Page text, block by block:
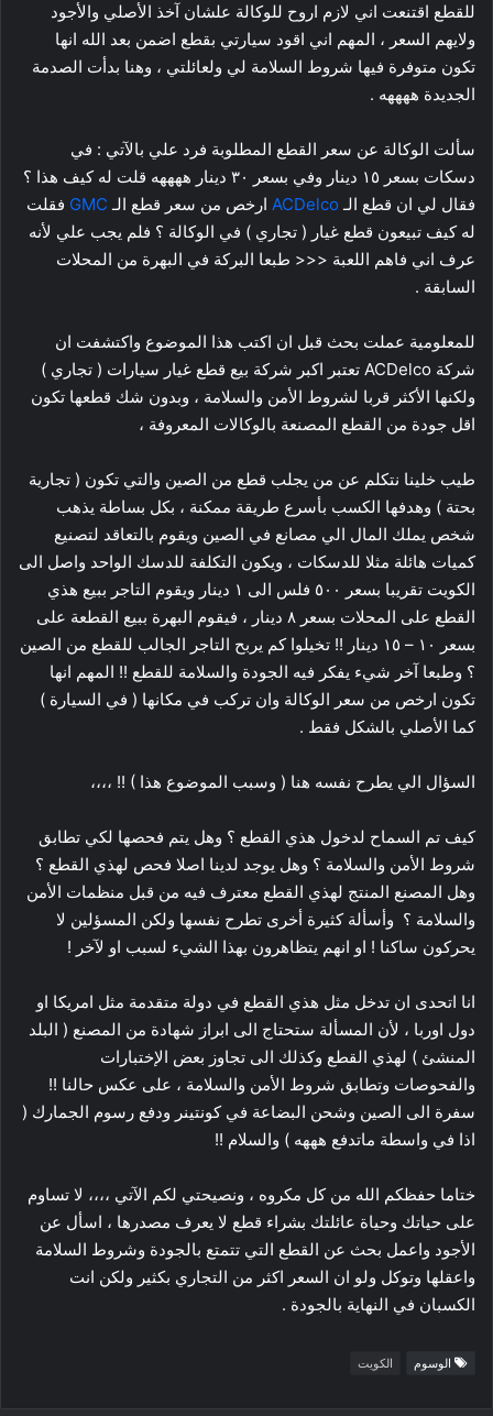
للقطع اقتنعت اني لازم اروح للوكالة علشان آخذ الأصلي والأجود
ولايهم السعر ، المهم اني اقود سيارتي بقطع اضمن بعد الله انها
تكون متوفرة فيها شروط السلامة لي ولعائلتي ، وهنا بدأت الصدمة
الجديدة ههههه .
سألت الوكالة عن سعر القطع المطلوبة فرد علي بالآتي : في
دسكات بسعر ١٥ دينار وفي بسعر ٣٠ دينار ههههه قلت له كيف هذا ؟
فقال لي ان قطع الـ ACDelco ارخص من سعر قطع الـ GMC فقلت
له كيف تبيعون قطع غيار ( تجاري ) في الوكالة ؟ فلم يجب علي لأنه
عرف اني فاهم اللعبة <<< طبعا البركة في البهرة من المحلات
السابقة .
للمعلومية عملت بحث قبل ان اكتب هذا الموضوع واكتشفت ان
شركة ACDelco تعتبر اكبر شركة بيع قطع غيار سيارات ( تجاري )
ولكنها الأكثر قربا لشروط الأمن والسلامة ، وبدون شك قطعها تكون
اقل جودة من القطع المصنعة بالوكالات المعروفة ،
طيب خلينا نتكلم عن من يجلب قطع من الصين والتي تكون ( تجارية
بحتة ) وهدفها الكسب بأسرع طريقة ممكنة ، بكل بساطة يذهب
شخص يملك المال الي مصانع في الصين ويقوم بالتعاقد لتصنيع
كميات هائلة مثلا للدسكات ، ويكون التكلفة للدسك الواحد واصل الى
الكويت تقريبا بسعر ٥٠٠ فلس الى ١ دينار ويقوم التاجر ببيع هذي
القطع على المحلات بسعر ٨ دينار ، فيقوم البهرة ببيع القطعة على
بسعر ١٠ – ١٥ دينار !! تخيلوا كم يربح التاجر الجالب للقطع من الصين
؟ وطبعا آخر شيء يفكر فيه الجودة والسلامة للقطع !! المهم انها
تكون ارخص من سعر الوكالة وان تركب في مكانها ( في السيارة )
كما الأصلي بالشكل فقط .
السؤال الي يطرح نفسه هنا ( وسبب الموضوع هذا ) !! ،،،،
كيف تم السماح لدخول هذي القطع ؟ وهل يتم فحصها لكي تطابق
شروط الأمن والسلامة ؟ وهل يوجد لدينا اصلا فحص لهذي القطع ؟
وهل المصنع المنتج لهذي القطع معترف فيه من قبل منظمات الأمن
والسلامة ؟ وأسألة كثيرة أخرى تطرح نفسها ولكن المسؤلين لا
يحركون ساكنا ! او انهم يتظاهرون بهذا الشيء لسبب او لآخر !
انا اتحدى ان تدخل مثل هذي القطع في دولة متقدمة مثل امريكا او
دول اوربا ، لأن المسألة ستحتاج الى ابراز شهادة من المصنع ( البلد
المنشئ ) لهذي القطع وكذلك الى تجاوز بعض الإختبارات
والفحوصات وتطابق شروط الأمن والسلامة ، على عكس حالنا !!
سفرة الى الصين وشحن البضاعة في كونتينر ودفع رسوم الجمارك (
اذا في واسطة ماتدفع هههه ) والسلام !!
ختاما حفظكم الله من كل مكروه ، ونصيحتي لكم الآتي ،،،، لا تساوم
على حياتك وحياة عائلتك بشراء قطع لا يعرف مصدرها ، اسأل عن
الأجود واعمل بحث عن القطع التي تتمتع بالجودة وشروط السلامة
واعقلها وتوكل ولو ان السعر اكثر من التجاري بكثير ولكن انت
الكسبان في النهاية بالجودة .
الوسوم الكويت